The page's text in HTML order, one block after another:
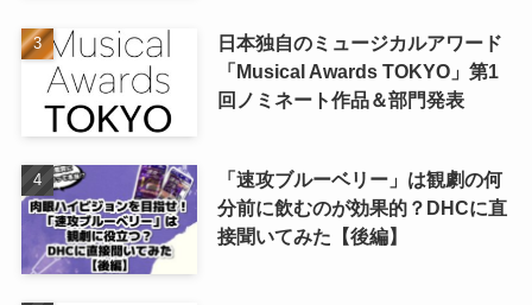
日本独自のミュージカルアワード
「Musical Awards TOKYO」第1
回ノミネート作品＆部門発表
「速攻ブルーベリー」は観劇の何
分前に飲むのが効果的？DHCに直
接聞いてみた【後編】